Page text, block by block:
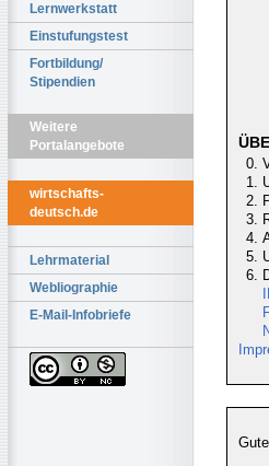
Lernwerkstatt
Einstufungstest
Fortbildung/
Stipendien
Weitere
Portalangebote
wirtschafts-
deutsch.de
Lehrmaterial
Webliographie
E-Mail-Infobriefe